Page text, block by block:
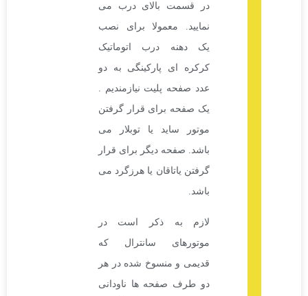
در قسمت بالای درب می
نمایید. معمولا برای نصب
یک دهنه درب اتوماتیک
کرکره ای پارکینگی به دو
عدد صفحه پلیت نیازمندیم .
یک صفحه برای قرار گرفتن
موتور ساید یا توبلار می
باشد. صفحه دیگر برای قرار
گرفتن یاتاقان یا هرزگرد می
لازم به ذکر است در
موتورهای سانترال که
قدیمی و منسوخ شده در هر
دو طرف صفحه ها ناودانی